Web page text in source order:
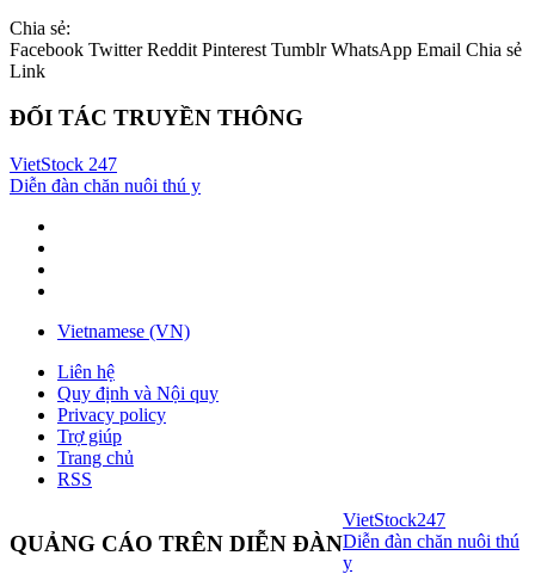
Chia sẻ:
Facebook Twitter Reddit Pinterest Tumblr WhatsApp Email Chia sẻ
Link
ĐỐI TÁC TRUYỀN THÔNG
VietStock 247
Diễn đàn chăn nuôi thú y
Vietnamese (VN)
Liên hệ
Quy định và Nội quy
Privacy policy
Trợ giúp
Trang chủ
RSS
QUẢNG CÁO TRÊN DIỄN ĐÀN
VietStock247
Diễn đàn chăn nuôi thú
y